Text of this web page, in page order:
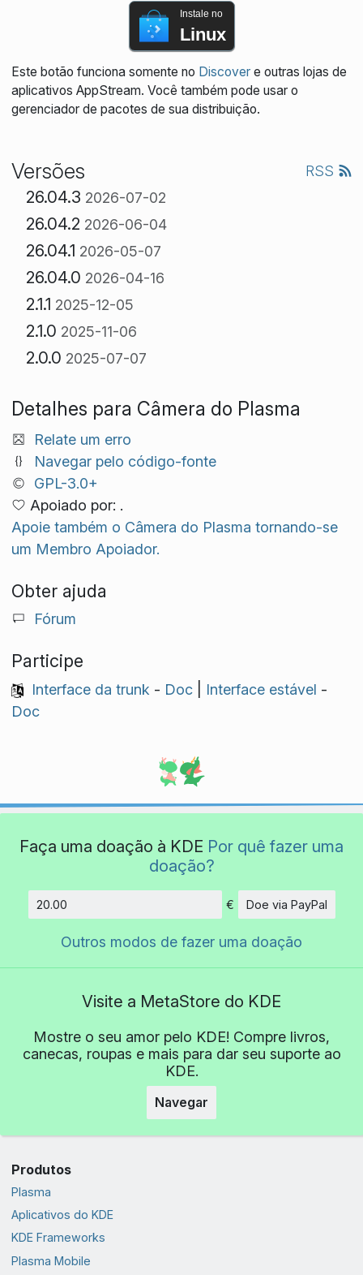
Instale no
Linux
Este botão funciona somente no Discovere outras lojas de
aplicativos AppStream. Você também pode usar o
gerenciador de pacotes de sua distribuição.
Versões RSS
26.04.3 2026-07-02
26.04.2 2026-06-04
26.04.1 2026-05-07
26.04.0 2026-04-16
2.1.1 2025-12-05
2.1.0 2025-11-06
2.0.0 2025-07-07
Detalhes para Câmera do Plasma
Relate um erro
Navegar pelo código-fonte
GPL-3.0+
Apoiado por: .
Apoie também o Câmera do Plasma tornando-se
um Membro Apoiador.
Obter ajuda
Fórum
Participe
Interface da trunk - Doc| Interface estável -
Doc
Faça uma doação à KDE Por quê fazer uma
doação?
Quantidade
€ Doe via PayPal
Outros modos de fazer uma doação
Visite a MetaStore do KDE
Mostre o seu amor pelo KDE! Compre livros,
canecas, roupas e mais para dar seu suporte ao
KDE.
Navegar
Produtos
Plasma
Aplicativos do KDE
KDE Frameworks
Plasma Mobile